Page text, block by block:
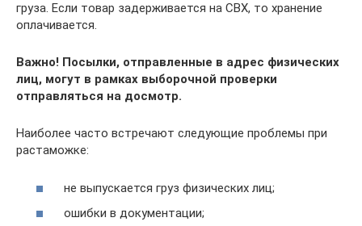
груза. Если товар задерживается на СВХ, то хранение
оплачивается.
Важно! Посылки, отправленные в адрес физических
лиц, могут в рамках выборочной проверки
отправляться на досмотр.
Наиболее часто встречают следующие проблемы при
растаможке:
не выпускается груз физических лиц;
ошибки в документации;